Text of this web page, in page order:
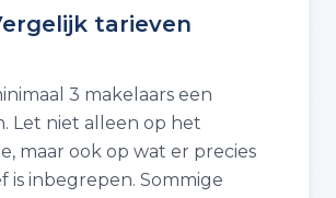
tarieven
3 makelaars een
Let niet alleen op het
maar ook op wat er precies
is inbegrepen. Sommige